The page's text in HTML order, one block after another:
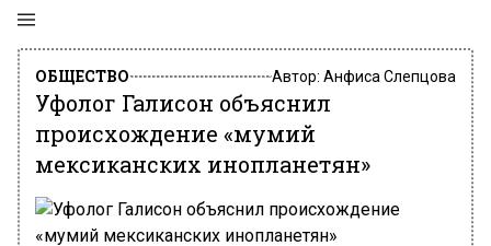
ОБЩЕСТВО Автор: Анфиса Слепцова
Уфолог Галисон объяснил
происхождение «мумий
мексиканских инопланетян»